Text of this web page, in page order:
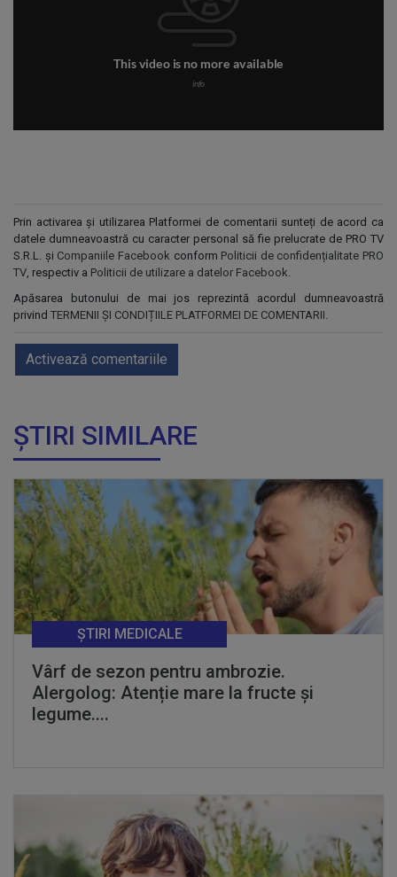
Prin activarea și utilizarea Platformei de comentarii sunteți de acord ca
datele dumneavoastră cu caracter personal să fie prelucrate de PRO TV
S.R.L. și Companiile Facebook conform Politicii de confidențialitate PRO
TV, respectiv a Politicii de utilizare a datelor Facebook.
Apăsarea butonului de mai jos reprezintă acordul dumneavoastră
privind TERMENII ȘI CONDIȚIILE PLATFORMEI DE COMENTARII.
Activează comentariile
ȘTIRI SIMILARE
Vârf de sezon pentru ambrozie.
Alergolog: Atenție mare la fructe și
legume....
ȘTIRI MEDICALE